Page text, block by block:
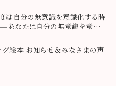
は自分の無意識を意識化する時
あなたは自分の無意識を意識
グ絵本 お知らせ＆みなさまの声